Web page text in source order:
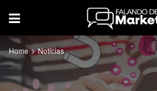
Home Notícias